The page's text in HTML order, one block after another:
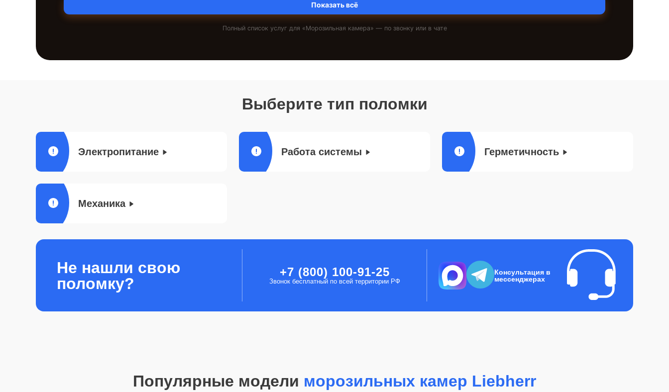
Показать всё
Полный список услуг для «Морозильная камера» — по звонку или в чате
Выберите тип поломки
Электропитание Работа системы Герметичность
Механика
Не нашли свою
поломку?
+7 (800) 100-91-25
Звонок бесплатный по всей территории РФ
Консультация в
мессенджерах
Популярные модели морозильных камер Liebherr